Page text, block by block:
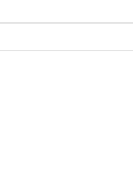
vom Bund für